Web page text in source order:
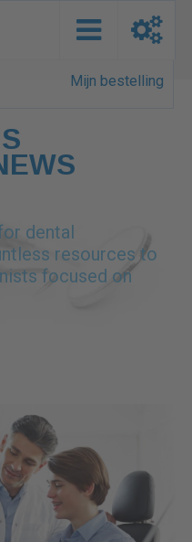
Mijn bestelling
dental
resources to
focused on